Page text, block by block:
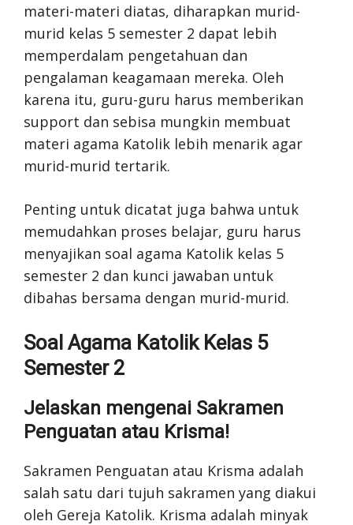
materi-materi diatas, diharapkan murid-
murid kelas 5 semester 2 dapat lebih
memperdalam pengetahuan dan
pengalaman keagamaan mereka. Oleh
karena itu, guru-guru harus memberikan
support dan sebisa mungkin membuat
materi agama Katolik lebih menarik agar
murid-murid tertarik.
Penting untuk dicatat juga bahwa untuk
memudahkan proses belajar, guru harus
menyajikan soal agama Katolik kelas 5
semester 2 dan kunci jawaban untuk
dibahas bersama dengan murid-murid.
Soal Agama Katolik Kelas 5
Semester 2
Jelaskan mengenai Sakramen
Penguatan atau Krisma!
Sakramen Penguatan atau Krisma adalah
salah satu dari tujuh sakramen yang diakui
oleh Gereja Katolik. Krisma adalah minyak